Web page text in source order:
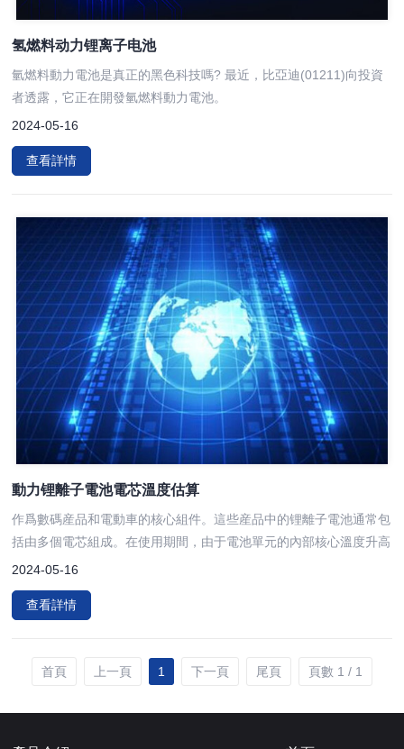
氢燃料动力锂离子电池
氫燃料動力電池是真正的黑色科技嗎? 最近，比亞迪(01211)向投資
者透露，它正在開發氫燃料動力電池。
2024-05-16
查看詳情
動力锂離子電池電芯溫度估算
作爲數碼産品和電動車的核心組件。這些産品中的锂離子電池通常包
括由多個電芯組成。在使用期間，由于電池單元的內部核心溫度升高
2024-05-16
查看詳情
首頁 上一頁 1 下一頁 尾頁 頁數 1 / 1